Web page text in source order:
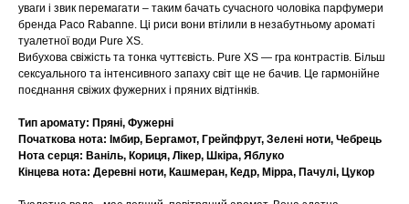
уваги і звик перемагати – таким бачать сучасного чоловіка парфумери
бренда Paco Rabanne. Ці риси вони втілили в незабутньому ароматі
туалетної води Pure XS.
Вибухова свіжість та тонка чуттєвість. Pure XS — гра контрастів. Більш
сексуального та інтенсивного запаху світ ще не бачив. Це гармонійне
поєднання свіжих фужерних і пряних відтінків.
Тип аромату: Пряні, Фужерні
Початкова нота: Імбир, Бергамот, Грейпфрут, Зеленi ноти, Чебрець
Нота серця: Ваніль, Кориця, Лікер, Шкіра, Яблуко
Кінцева нота: Деревні ноти, Кашмеран, Кедр, Мірра, Пачулі, Цукор